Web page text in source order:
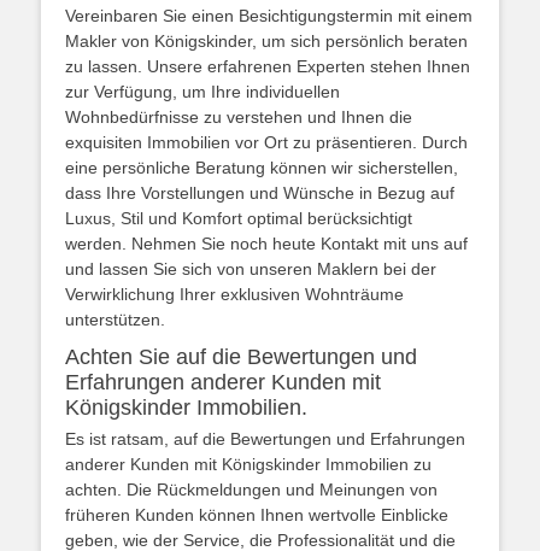
Vereinbaren Sie einen Besichtigungstermin mit einem
Makler von Königskinder, um sich persönlich beraten
zu lassen. Unsere erfahrenen Experten stehen Ihnen
zur Verfügung, um Ihre individuellen
Wohnbedürfnisse zu verstehen und Ihnen die
exquisiten Immobilien vor Ort zu präsentieren. Durch
eine persönliche Beratung können wir sicherstellen,
dass Ihre Vorstellungen und Wünsche in Bezug auf
Luxus, Stil und Komfort optimal berücksichtigt
werden. Nehmen Sie noch heute Kontakt mit uns auf
und lassen Sie sich von unseren Maklern bei der
Verwirklichung Ihrer exklusiven Wohnträume
unterstützen.
Achten Sie auf die Bewertungen und
Erfahrungen anderer Kunden mit
Königskinder Immobilien.
Es ist ratsam, auf die Bewertungen und Erfahrungen
anderer Kunden mit Königskinder Immobilien zu
achten. Die Rückmeldungen und Meinungen von
früheren Kunden können Ihnen wertvolle Einblicke
geben, wie der Service, die Professionalität und die